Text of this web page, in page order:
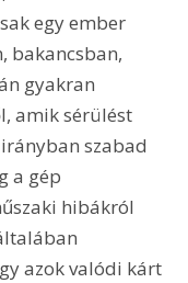
egy ember
bakancsban,
gyakran
amik sérülést
szabad
a gép
hibákról
azok valódi kárt